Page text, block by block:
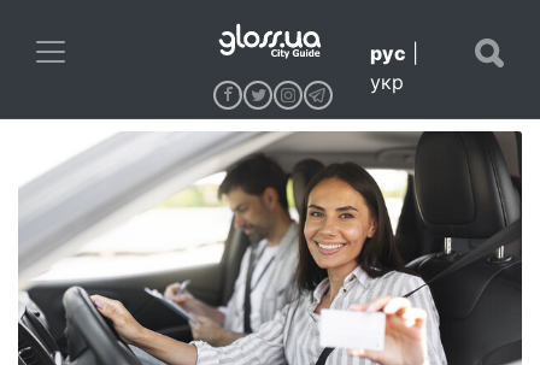
рус
укр